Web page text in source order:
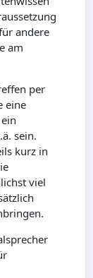
andere
am
per
eine
sein.
kurz in
viel